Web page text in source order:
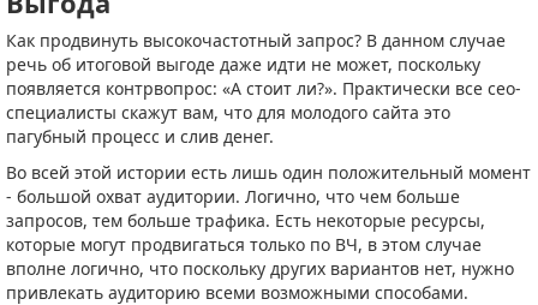
Как продвинуть высокочастотный запрос? В данном случае
речь об итоговой выгоде даже идти не может, поскольку
появляется контрвопрос: «А стоит ли?». Практически все сео-
специалисты скажут вам, что для молодого сайта это
пагубный процесс и слив денег.
Во всей этой истории есть лишь один положительный момент
- большой охват аудитории. Логично, что чем больше
запросов, тем больше трафика. Есть некоторые ресурсы,
которые могут продвигаться только по ВЧ, в этом случае
вполне логично, что поскольку других вариантов нет, нужно
привлекать аудиторию всеми возможными способами.